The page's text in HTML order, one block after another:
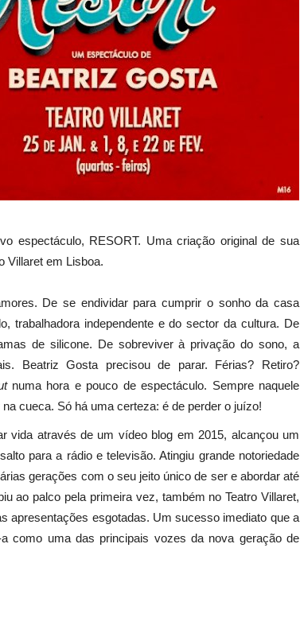
espectáculo, RESORT. Uma criação original de sua
Villaret em Lisboa.
De se endividar para cumprir o sonho da casa
trabalhadora independente e do sector da cultura. De
de silicone. De sobreviver à privação do sono, a
Beatriz Gosta precisou de parar. Férias? Retiro?
numa hora e pouco de espectáculo. Sempre naquele
cueca. Só há uma certeza: é de perder o juízo!
vida através de um vídeo blog em 2015, alcançou um
para a rádio e televisão. Atingiu grande notoriedade
gerações com o seu jeito único de ser e abordar até
ao palco pela primeira vez, também no Teatro Villaret,
apresentações esgotadas. Um sucesso imediato que a
como uma das principais vozes da nova geração de